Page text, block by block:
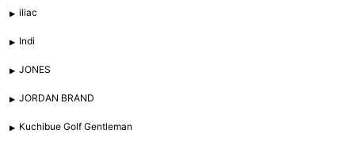
iliac
Indi
JONES
JORDAN BRAND
Kuchibue Golf Gentleman